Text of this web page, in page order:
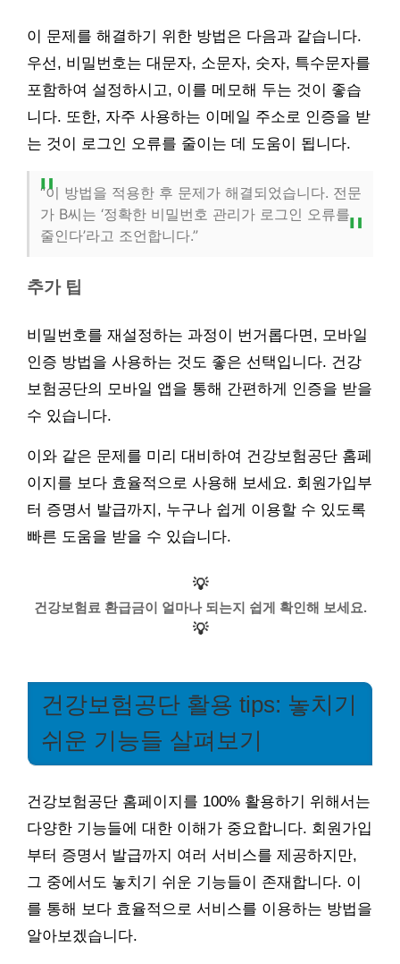
이 문제를 해결하기 위한 방법은 다음과 같습니다.
우선, 비밀번호는 대문자, 소문자, 숫자, 특수문자를
포함하여 설정하시고, 이를 메모해 두는 것이 좋습
니다. 또한, 자주 사용하는 이메일 주소로 인증을 받
는 것이 로그인 오류를 줄이는 데 도움이 됩니다.
“이 방법을 적용한 후 문제가 해결되었습니다. 전문
가 B씨는 ‘정확한 비밀번호 관리가 로그인 오류를
줄인다’라고 조언합니다.”
추가 팁
비밀번호를 재설정하는 과정이 번거롭다면, 모바일
인증 방법을 사용하는 것도 좋은 선택입니다. 건강
보험공단의 모바일 앱을 통해 간편하게 인증을 받을
수 있습니다.
이와 같은 문제를 미리 대비하여 건강보험공단 홈페
이지를 보다 효율적으로 사용해 보세요. 회원가입부
터 증명서 발급까지, 누구나 쉽게 이용할 수 있도록
빠른 도움을 받을 수 있습니다.
💡
건강보험료 환급금이 얼마나 되는지 쉽게 확인해 보세요.
💡
건강보험공단 활용 tips: 놓치기
쉬운 기능들 살펴보기
건강보험공단 홈페이지를 100% 활용하기 위해서는
다양한 기능들에 대한 이해가 중요합니다. 회원가입
부터 증명서 발급까지 여러 서비스를 제공하지만,
그 중에서도 놓치기 쉬운 기능들이 존재합니다. 이
를 통해 보다 효율적으로 서비스를 이용하는 방법을
알아보겠습니다.